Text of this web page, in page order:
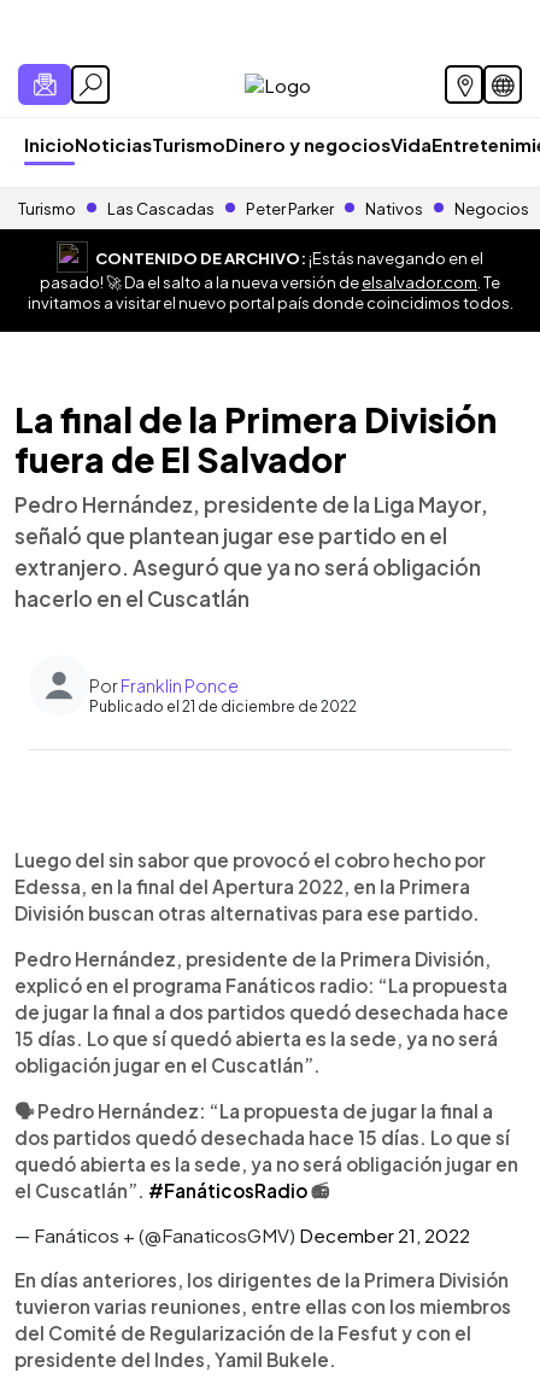
InicioNoticiasTurismoDinero y negociosVida
Turismo Las Cascadas Peter Parker Nativos Negocios
CONTENIDO DE ARCHIVO:¡Estás navegando en el
pasado! 🚀 Da el salto a la nueva versión deelsalvador.com . Te
invitamos a visitar el nuevo portal país donde coincidimos todos.
La final de la Primera División
fuera de El Salvador
Pedro Hernández, presidente de la Liga Mayor,
señaló que plantean jugar ese partido en el
extranjero. Aseguró que ya no será obligación
hacerlo en el Cuscatlán
PorFranklin Ponce
Publicado el 21 de diciembre de 2022
► Escuchar artículo
Luego del sin sabor que provocó el cobro hecho por
Edessa, en la final del Apertura 2022, en la Primera
División buscan otras alternativas para ese partido.
Pedro Hernández, presidente de la Primera División,
explicó en el programa Fanáticos radio: “La propuesta
de jugar la final a dos partidos quedó desechada hace
15 días. Lo que sí quedó abierta es la sede, ya no será
obligación jugar en el Cuscatlán”.
🗣 Pedro Hernández: “La propuesta de jugar la final a
dos partidos quedó desechada hace 15 días. Lo que sí
quedó abierta es la sede, ya no será obligación jugar en
el Cuscatlán”. #FanáticosRadio📻
— Fanáticos + (@FanaticosGMV) December 21, 2022
En días anteriores, los dirigentes de la Primera División
tuvieron varias reuniones, entre ellas con los miembros
del Comité de Regularización de la Fesfut y con el
presidente del Indes, Yamil Bukele.